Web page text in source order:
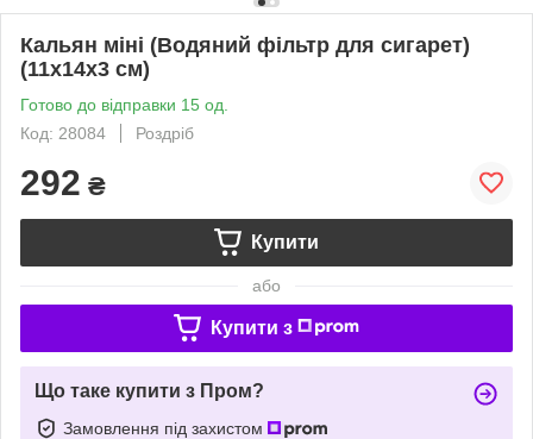
Кальян міні (Водяний фільтр для сигарет)
(11х14х3 см)
Готово до відправки 15 од.
Код: 28084
Роздріб
292 ₴
Купити
або
Купити з
Що таке купити з Пром?
Замовлення під захистом